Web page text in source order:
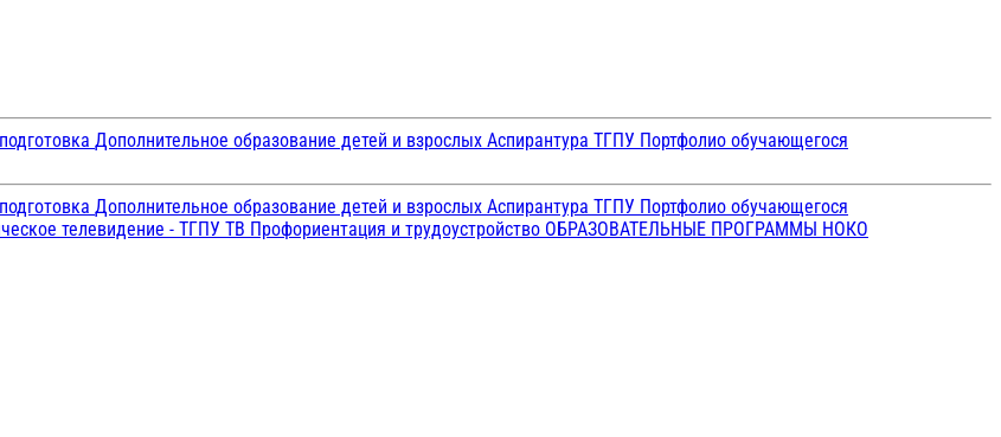
Дополнительное образование детей и взрослых Аспирантура ТГПУ Портфолио обучающегося
Дополнительное образование детей и взрослых Аспирантура ТГПУ Портфолио обучающегося
телевидение - ТГПУ ТВ Профориентация и трудоустройство ОБРАЗОВАТЕЛЬНЫЕ ПРОГРАММЫ НОКО